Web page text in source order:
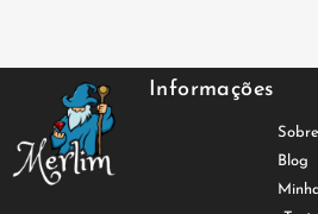
Informações
Blog